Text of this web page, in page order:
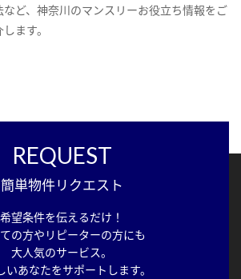
など、神奈川のマンスリーお役立ち情報をご
ます。
REQUEST
簡単物件リクエスト
希望条件を伝えるだけ！
の方やリピーターの方にも
大人気のサービス。
いあなたをサポートします。